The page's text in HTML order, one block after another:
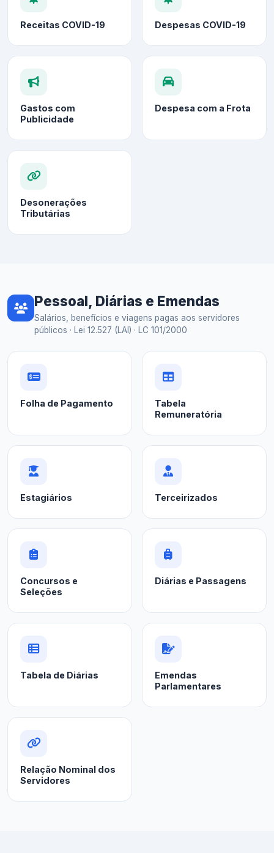
Receitas COVID-19 Despesas COVID-19
Gastos com
Publicidade
Despesa com a Frota
Desonerações
Tributárias
Pessoal, Diárias e Emendas
Salários, benefícios e viagens pagas aos servidores
públicos · Lei 12.527 (LAI) · LC 101/2000
Folha de Pagamento
Tabela
Remuneratória
Estagiários Terceirizados
Concursos e
Seleções
Diárias e Passagens
Tabela de Diárias
Emendas
Parlamentares
Relação Nominal dos
Servidores